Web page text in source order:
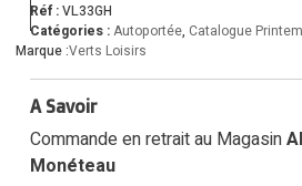
Réf :VL33GH
Catégories :Autoportée, Catalogue
Marque :Verts Loisirs
A Savoir
Commande en retrait au Magasin
Monéteau